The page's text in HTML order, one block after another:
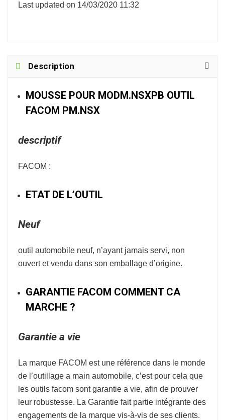
Last updated on 14/03/2020 11:32
Description
MOUSSE POUR MODM.NSXPB OUTIL
FACOM PM.NSX
descriptif
FACOM :
ETAT DE L’OUTIL
Neuf
outil automobile neuf, n’ayant jamais servi, non
ouvert et vendu dans son emballage d’origine.
GARANTIE FACOM COMMENT CA
MARCHE ?
Garantie a vie
La marque FACOM est une référence dans le monde
de l’outillage a main automobile, c’est pour cela que
les outils facom sont garantie a vie, afin de prouver
leur robustesse. La Garantie fait partie intégrante des
engagements de la marque vis-à-vis de ses clients.